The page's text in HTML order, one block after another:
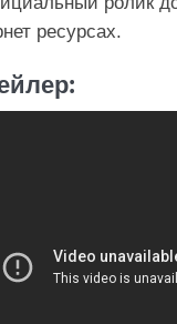
ресурсах.